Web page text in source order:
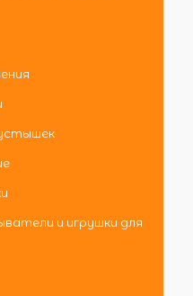
и игрушки для